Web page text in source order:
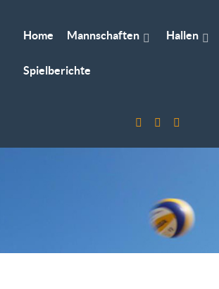
Home Mannschaften Hallen
Spielberichte